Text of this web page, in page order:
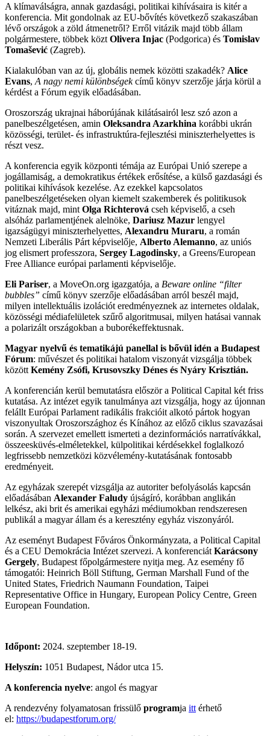
A klímaválságra, annak gazdasági, politikai kihívásaira is kitér a
konferencia. Mit gondolnak az EU-bővítés következő szakaszában
lévő országok a zöld átmenetről? Erről vitázik majd több állam
polgármestere, többek közt Olivera Injac (Podgorica) és Tomislav
Tomašević (Zagreb).
Kialakulóban van az új, globális nemek közötti szakadék? Alice
Evans, A nagy nemi különbségekcímű könyv szerzője járja körül a
kérdést a Fórum egyik előadásában.
Oroszország ukrajnai háborújának kilátásairól lesz szó azon a
panelbeszélgetésen, amin Oleksandra Azarkhina korábbi ukrán
közösségi, terület- és infrastruktúra-fejlesztési miniszterhelyettes is
részt vesz.
A konferencia egyik központi témája az Európai Unió szerepe a
jogállamiság, a demokratikus értékek erősítése, a külső gazdasági és
politikai kihívások kezelése. Az ezekkel kapcsolatos
panelbeszélgetéseken olyan kiemelt szakemberek és politikusok
vitáznak majd, mint Olga Richterová cseh képviselő, a cseh
alsóház parlamentjének alelnöke, Dariusz Mazur lengyel
igazságügyi miniszterhelyettes, Alexandru Muraru, a román
Nemzeti Liberális Párt képviselője, Alberto Alemanno, az uniós
jog elismert professzora, Sergey Lagodinsky, a Greens/European
Free Alliance európai parlamenti képviselője.
Eli Pariser, a MoveOn.org igazgatója, a Beware online “filter
bubbles” című könyv szerzője előadásában arról beszél majd,
milyen intellektuális izolációt eredményeznek az internetes oldalak,
közösségi médiafelületek szűrő algoritmusai, milyen hatásai vannak
a polarizált országokban a buborékeffektusnak.
Magyar nyelvű és tematikájú panellal is bővül idén a Budapest
Fórum: művészet és politikai hatalom viszonyát vizsgálja többek
között Kemény Zsófi, Krusovszky Dénes és Nyáry Krisztián.
A konferencián kerül bemutatásra először a Political Capital két friss
kutatása. Az intézet egyik tanulmánya azt vizsgálja, hogy az újonnan
felállt Európai Parlament radikális frakcióit alkotó pártok hogyan
viszonyultak Oroszországhoz és Kínához az előző ciklus szavazásai
során. A szervezet emellett ismerteti a dezinformációs narratívákkal,
összeesküvés-elméletekkel, külpolitikai kérdésekkel foglalkozó
legfrissebb nemzetközi közvélemény-kutatásának fontosabb
eredményeit.
Az egyházak szerepét vizsgálja az autoriter befolyásolás kapcsán
előadásában Alexander Faludy újságíró, korábban anglikán
lelkész, aki brit és amerikai egyházi médiumokban rendszeresen
publikál a magyar állam és a keresztény egyház viszonyáról.
Az eseményt Budapest Főváros Önkormányzata, a Political Capital
és a CEU Demokrácia Intézet szervezi. A konferenciát Karácsony
Gergely, Budapest főpolgármestere nyitja meg. Az esemény fő
támogatói: Heinrich Böll Stiftung, German Marshall Fund of the
United States, Friedrich Naumann Foundation, Taipei
Representative Office in Hungary, European Policy Centre, Green
European Foundation.
Időpont: 2024. szeptember 18-19.
Helyszín: 1051 Budapest, Nádor utca 15.
A konferencia nyelve: angol és magyar
A rendezvény folyamatosan frissülő programja itt érhető
el: https://budapestforum.org/